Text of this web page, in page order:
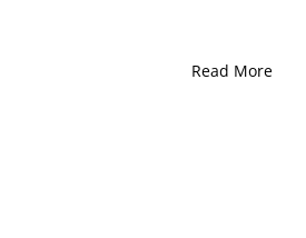
Read More